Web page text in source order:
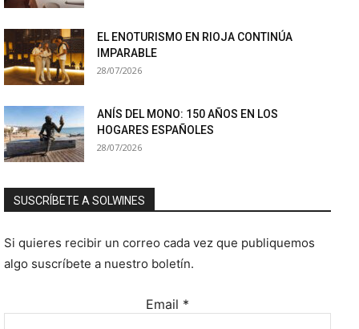
EL ENOTURISMO EN RIOJA CONTINÚA
IMPARABLE
28/07/2026
ANÍS DEL MONO: 150 AÑOS EN LOS
HOGARES ESPAÑOLES
28/07/2026
SUSCRÍBETE A SOLWINES
Si quieres recibir un correo cada vez que publiquemos
algo suscríbete a nuestro boletín.
Email *